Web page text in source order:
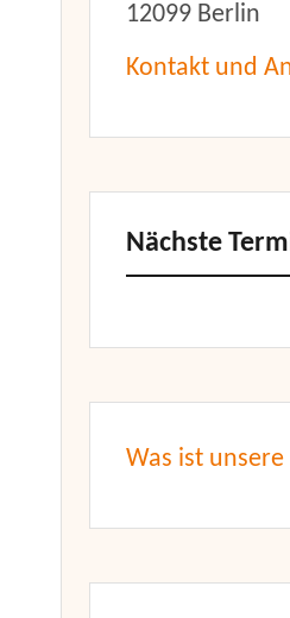
12099 Berlin
Kontakt und
Nächste
Was ist unsere